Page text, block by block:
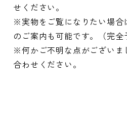
せください。
※実物をご覧になりたい場合
のご案内も可能です。（完全
※何かご不明な点がございま
合わせください。